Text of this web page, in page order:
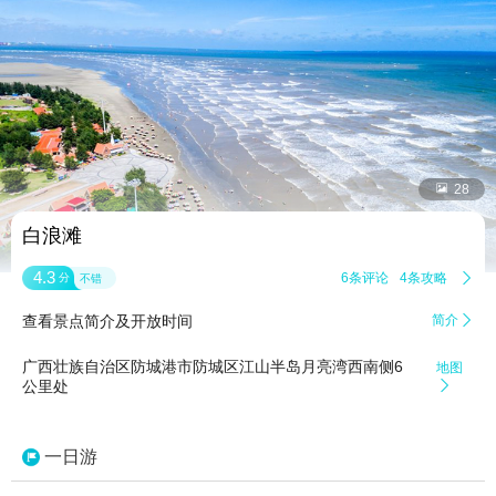
 28
白浪滩
4.3 分 不错 6条评论 4条攻略 
查看景点简介及开放时间 简介 
广西壮族自治区防城港市防城区江山半岛月亮湾西南侧6
公里处
地图

一日游